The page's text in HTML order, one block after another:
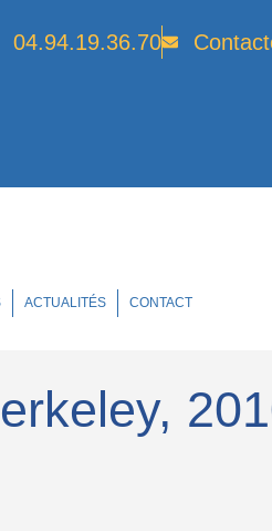
04.94.19.36.70
ACTUALITÉS CONTACT